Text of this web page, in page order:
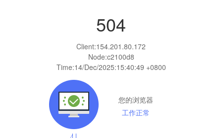
504
Client:154.201.80.172
Node:c2100d8
Time:14/Dec/2025:15:40:49 +0800
您的浏览器
工作正常